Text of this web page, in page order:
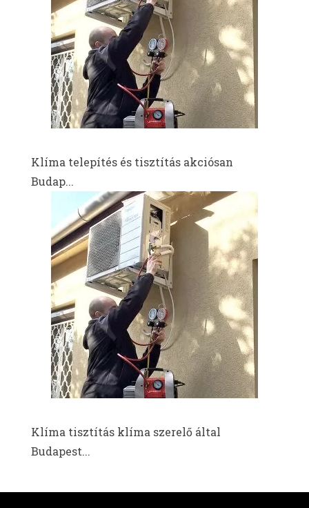
Klíma telepítés és tisztítás akciósan
Budap...
Klíma tisztítás klíma szerelő által
Budapest...